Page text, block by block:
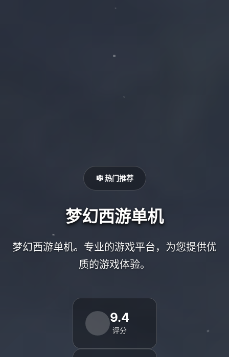
🎼 热门推荐
梦幻西游单机
梦幻西游单机。专业的游戏平台，为您提供优
质的游戏体验。
9.4
评分